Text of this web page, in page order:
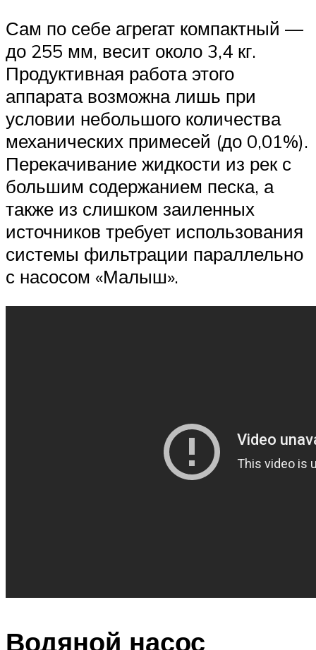
Сам по себе агрегат компактный —
до 255 мм, весит около 3,4 кг.
Продуктивная работа этого
аппарата возможна лишь при
условии небольшого количества
механических примесей (до 0,01%).
Перекачивание жидкости из рек с
большим содержанием песка, а
также из слишком заиленных
источников требует использования
системы фильтрации параллельно
с насосом «Малыш».
Водяной насос